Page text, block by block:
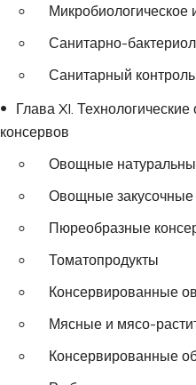
Микробиологическое
Санитарно-
Санитарный контроль
Глава XI.
консервов
Овощные
Овощные закусочные
Пюреобразные
Томатопродукты
Консервированные
Мясные и мясо-
Консервированные